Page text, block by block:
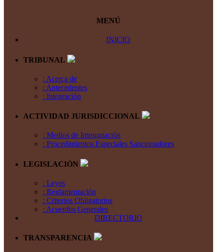
MENÚ
INICIO
TRIBUNAL
: Acerca de
: Antecedentes
: Integración
ACTIVIDAD JURISDICCIONAL
: Medios de Impugnación
: Procedimientos Especiales Sancionadores
LEGISLACIÓN
: Leyes
: Reglamentación
: Criterios Obligatorios
: Acuerdos Generales
DIRECTORIO
TRANSPARENCIA